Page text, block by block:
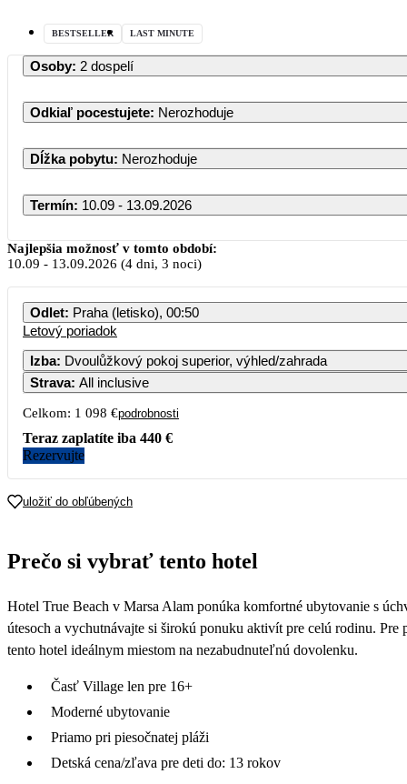
BESTSELLER LAST MINUTE
Osoby: 2 dospelí
Odkiaľ pocestujete: Nerozhoduje
Dĺžka pobytu: Nerozhoduje
Termín: 10.09 - 13.09.2026
Najlepšia možnosť v tomto období:
10.09 - 13.09.2026 (4 dni, 3 noci)
Odlet: Praha (letisko), 00:50
Letový poriadok
Izba: Dvoulůžkový pokoj superior, výhled/zahrada
Strava: All inclusive
Celkom: 1 098 €podrobnosti
Teraz zaplatíte iba 440 €
Rezervujte
uložiť do obľúbených
Prečo si vybrať tento hotel
Hotel True Beach v Marsa Alam ponúka komfortné ubytovanie s
útesoch a vychutnávajte si širokú ponuku aktivít pre celú rodinu.
tento hotel ideálnym miestom na nezabudnuteľnú dovolenku.
Časť Village len pre 16+
Moderné ubytovanie
Priamo pri piesočnatej pláži
Detská cena/zľava pre deti do: 13 rokov